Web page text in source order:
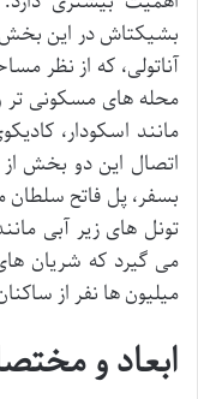
بشیکتاش در این بخش
آناتولی، که از نظر
محله های مسکونی
مانند اسکودار،
اتصال این دو بخش
بسفر، پل فاتح
تونل های زیر آبی
می گیرد که شریان
میلیون ها نفر از
ابعاد و